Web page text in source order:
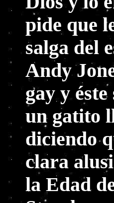
pide que
salga del
Andy
gay y
un gatito
diciendo
clara
la Edad